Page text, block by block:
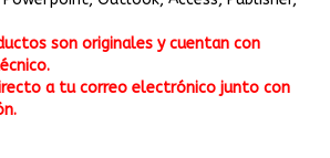
son originales y cuentan con
a tu correo electrónico junto con